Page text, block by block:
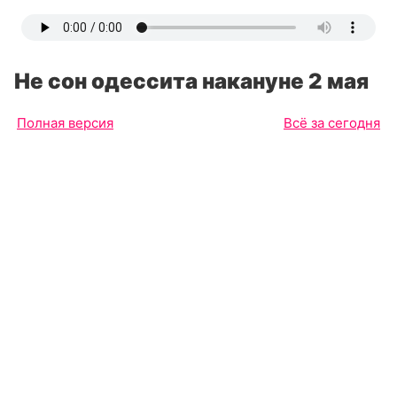
Не сон одессита накануне 2 мая
Полная версия Всё за сегодня